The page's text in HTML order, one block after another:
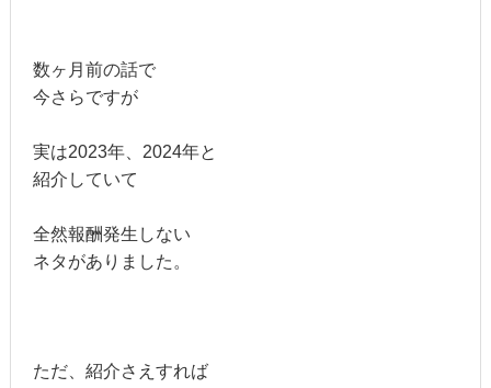
数ヶ月前の話で
今さらですが
実は2023年、2024年と
紹介していて
全然報酬発生しない
ネタがありました。
ただ、紹介さえすれば